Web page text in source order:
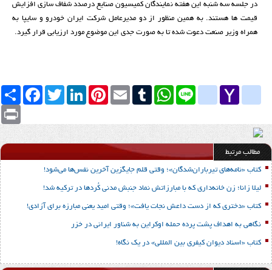
در جلسه سه شنبه این هفته نمایندگان کمیسیون صنایع درصدد شفاف سازی افزایش
قیمت ها هستند. به همین منظور از دو مدیرعامل شرکت ایران خودرو و سایپا به
همراه وزیر صنعت دعوت شده تا به صورت جدی این موضوع مورد ارزیابی قرار گیرد.
Facebook TwitterLinkedInPinterest Email TumblrWhatsApp Line
google_bookmarks
Yahoo
yahoo_messenger
Print
مطالب مرتبط
کتاب «نامه‌های تیرباران‌شدگان»؛ وقتی قلم جایگزین آخرین نفس‌ها می‌شود!
لیلا زانا؛ زن خانه‌داری که با مبارزاتش نماد جنبش مدنی کُردها در ترکیه شد!
کتاب «دختری که از دست داعش نجات یافت»؛ وقتی امید یعنی مبارزه برای آزادی!
نگاهی به اهداف پشت پرده حمله اوکراین به شناور ایرانی در خزر
کتاب «اسناد دیوان کیفری بین المللی» در یک نگاه!